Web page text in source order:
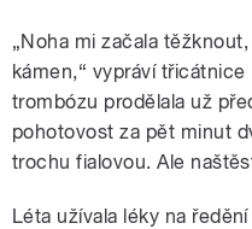
„Noha mi začala
kámen,“ vypráví
trombózu prodělala už
pohotovost za pět minut
trochu fialovou. Ale
Léta užívala léky na